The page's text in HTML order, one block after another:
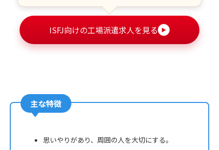
ISFJ向けの工場派遣求人を見る ▶
主な特徴
思いやりがあり、周囲の人を大切にする。